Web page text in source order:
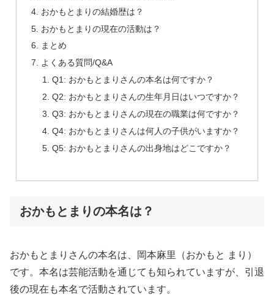
おかもとまりの結婚歴は？
おかもとまりの現在の活動は？
まとめ
よくある質問/Q&A
Q1: おかもとまりさんの本名は何ですか？
Q2: おかもとまりさんの生年月日はいつですか？
Q3: おかもとまりさんの現在の職業は何ですか？
Q4: おかもとまりさんは何人の子供がいますか？
Q5: おかもとまりさんの出身地はどこですか？
おかもとまりの本名は？
おかもとまりさんの本名は、岡本麻里（おかもと まり）
です。本名は芸能活動を通じても知られていますが、引退
後の現在も本名で活動されています。